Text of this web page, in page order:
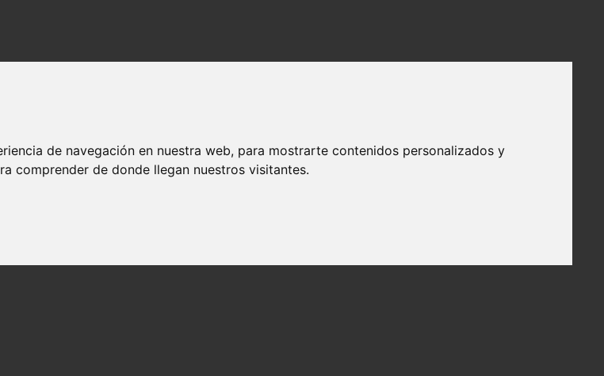
de navegación en nuestra web, para mostrarte contenidos personalizados y
comprender de donde llegan nuestros visitantes.